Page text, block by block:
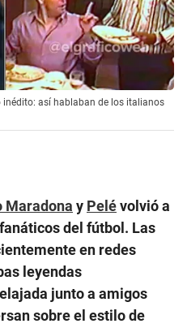
inédito: así hablaban de los italianos
Maradona y Pelévolvió a
del fútbol. Las
en redes
leyendas
junto a amigos
sobre el estilo de